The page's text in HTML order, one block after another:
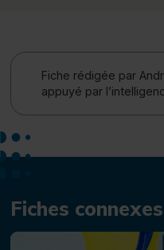
Fiche rédigée par
appuyé par
Fiches